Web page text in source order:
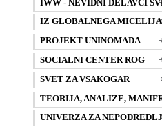
IWW - NEVIDNI DELAVCI
IZ GLOBALNEGA MICELIJA
PROJEKT UNINOMADA
SOCIALNI CENTER ROG
SVET ZA VSAKOGAR
TEORIJA, ANALIZE,
UNIVERZA ZA